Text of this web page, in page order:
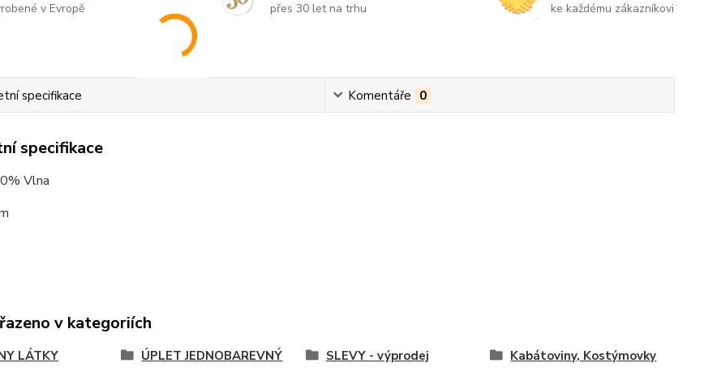
v Evropě
přes 30 let na trhu
ke každému zákazníkovi
specifikace Komentáře 0
specifikace
Vlna
v kategoriích
LÁTKY ÚPLET JEDNOBAREVNÝ SLEVY - výprodej Kabátoviny, Kostýmovky